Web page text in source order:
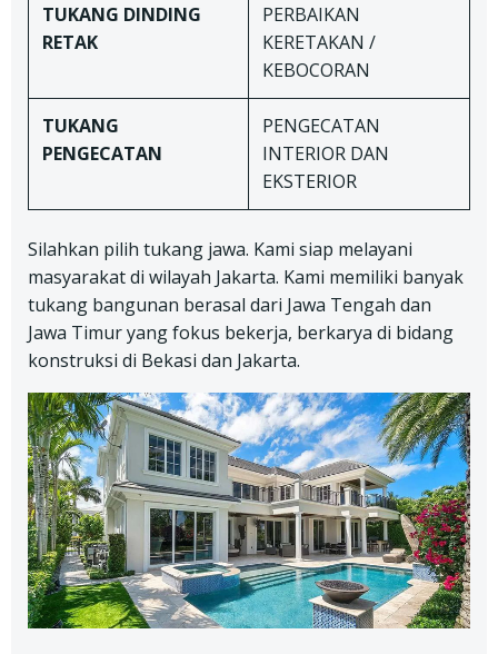
TUKANG DINDING
RETAK
PERBAIKAN
KERETAKAN /
KEBOCORAN
TUKANG
PENGECATAN
PENGECATAN
INTERIOR DAN
EKSTERIOR
Silahkan pilih tukang jawa. Kami siap melayani
masyarakat di wilayah Jakarta. Kami memiliki banyak
tukang bangunan berasal dari Jawa Tengah dan
Jawa Timur yang fokus bekerja, berkarya di bidang
konstruksi di Bekasi dan Jakarta.